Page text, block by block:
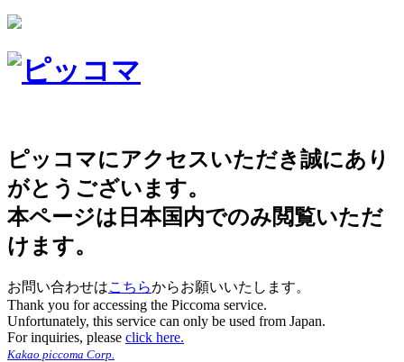
ピッコマにアクセスいただき誠にあり
がとうございます。
本ページは日本国内でのみ閲覧いただ
けます。
お問い合わせはこちらからお願いいたします。
Thank you for accessing the Piccoma service.
Unfortunately, this service can only be used from Japan.
For inquiries, please click here.
Kakao piccoma Corp.